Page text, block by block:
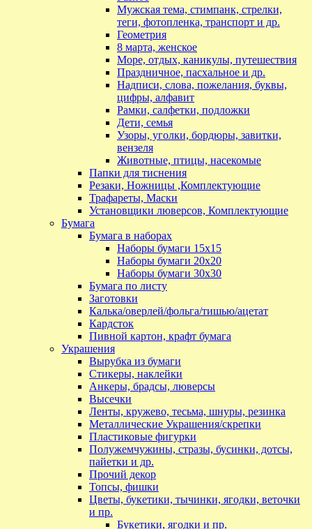
Мужская тема, стимпанк, стрелки,
теги, фотопленка, транспорт и др.
Геометрия
8 марта, женское
Море, отдых, каникулы, путешествия
Праздничное, пасхальное и др.
Надписи, слова, пожелания, буквы,
цифры, алфавит
Рамки, салфетки, подложки
Дети, семья
Узоры, уголки, бордюры, завитки,
вензеля
Животные, птицы, насекомые
Папки для тиснения
Резаки, Ножницы ,Комплектующие
Трафареты, Маски
Установщики люверсов, Комплектующие
Бумага
Бумага в наборах
Наборы бумаги 15х15
Наборы бумаги 20х20
Наборы бумаги 30х30
Бумага по листу
Заготовки
Калька/оверлей/фольга/тишью/ацетат
Кардсток
Пивной картон, крафт бумага
Украшения
Вырубка из бумаги
Стикеры, наклейки
Анкеры, брадсы, люверсы
Высечки
Ленты, кружево, тесьма, шнуры, резинка
Металлические Украшения/скрепки
Пластиковые фигурки
Полужемчужины, стразы, бусинки, дотсы,
пайетки и др.
Прочий декор
Топсы, фишки
Цветы, букетики, тычинки, ягодки, веточки
и пр.
Букетики, ягодки и пр.